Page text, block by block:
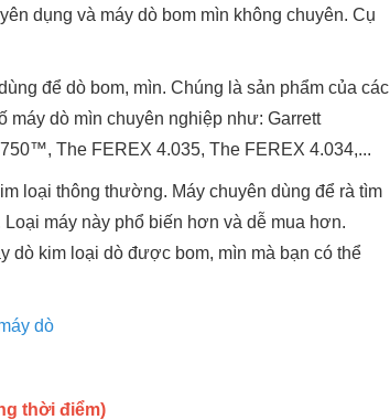
dụng và máy dò bom mìn không chuyên. Cụ
để dò bom, mìn. Chúng là sản phẩm của các
máy dò mìn chuyên nghiệp như: Garrett
The FEREX 4.035, The FEREX 4.034,...
loại thông thường. Máy chuyên dùng để rà tìm
máy này phổ biến hơn và dễ mua hơn.
dò kim loại dò được bom, mìn mà bạn có thể
dò
thời điểm)